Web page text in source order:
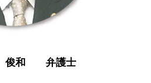
俊和 弁護士